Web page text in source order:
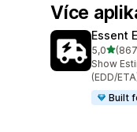
Více
Essent
5,0z 5
Celkový
Show
(EDD/
Built